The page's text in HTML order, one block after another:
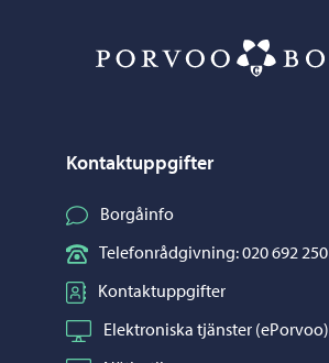
Kontaktuppgifter
Borgåinfo
Telefonrådgivning: 020 692 250
Kontaktuppgifter
Elektroniska tjänster (ePorvoo)